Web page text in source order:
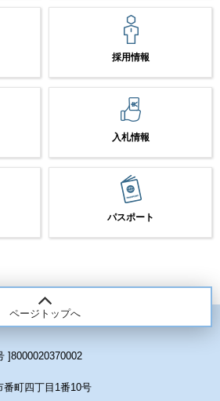
採用情報
入札情報
パスポート
ページトップへ
]8000020370002
町四丁目1番10号